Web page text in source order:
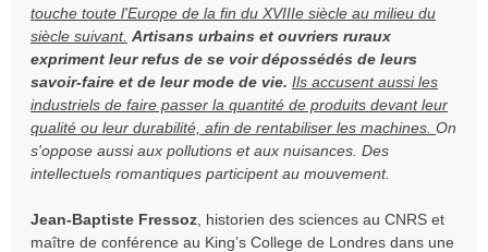
touche toute l'Europe de la fin du XVIIIe siècle au milieu du
siècle suivant. Artisans urbains et ouvriers ruraux
expriment leur refus de se voir dépossédés de leurs
savoir-faire et de leur mode de vie. Ils accusent aussi les
industriels de faire passer la quantité de produits devant leur
qualité ou leur durabilité, afin de rentabiliser les machines. On
s'oppose aussi aux pollutions et aux nuisances. Des
intellectuels romantiques participent au mouvement.
Jean-Baptiste Fressoz , historien des sciences au CNRS et
maître de conférence au King’s College de Londres dans une